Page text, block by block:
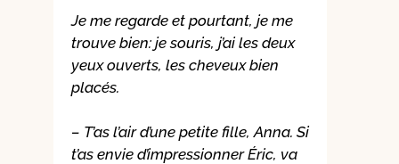
Je me regarde et pourtant, je me
trouve bien: je souris, j’ai les deux
yeux ouverts, les cheveux bien
placés.
– T’as l’air d’une petite fille, Anna. Si
t’as envie d’impressionner Éric, va